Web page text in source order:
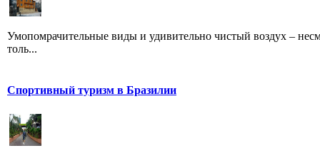
Умопомрачительные виды и удивительно чистый воздух –
толь...
Спортивный туризм в Бразилии